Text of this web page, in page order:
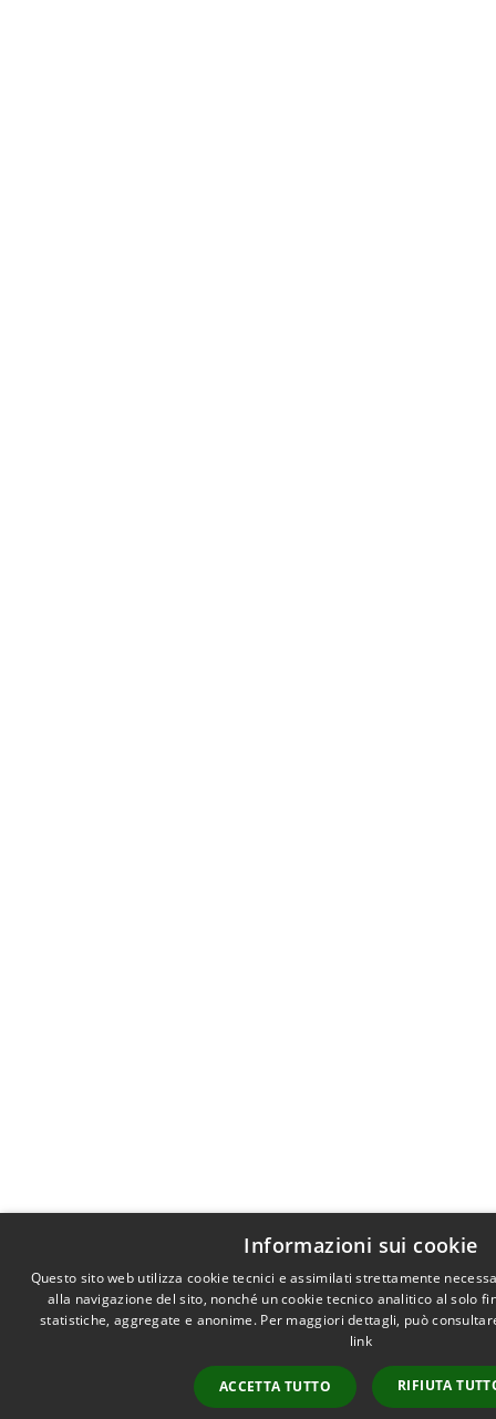
Informazioni sui cookie
Questo sito web utilizza cookie tecnici e assimilati strettamente
alla navigazione del sito, nonché un cookie tecnico analitico al solo
statistiche, aggregate e anonime. Per maggiori dettagli, può
link
ACCETTA TUTTO RIFIUTA